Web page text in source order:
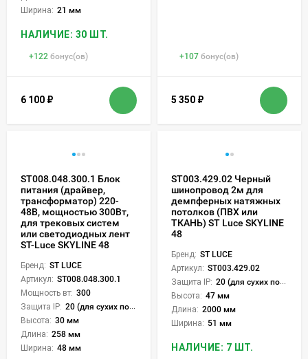
Ширина: 21 мм
НАЛИЧИЕ: 30 ШТ.
+122 бонус(ов)
6 100 ₽
+107 бонус(ов)
5 350 ₽
ST008.048.300.1 Блок
питания (драйвер,
трансформатор) 220-
48В, мощностью 300Вт,
для трековых систем
или светодиодных лент
ST-Luce SKYLINE 48
Бренд: ST LUCE
Артикул: ST008.048.300.1
Мощность вт: 300
Защита IP: 20 (для сухих пом.)
Высота: 30 мм
Длина: 258 мм
Ширина: 48 мм
ST003.429.02 Черный
шинопровод 2м для
демпферных натяжных
потолков (ПВХ или
ТКАНЬ) ST Luce SKYLINE
48
Бренд: ST LUCE
Артикул: ST003.429.02
Защита IP: 20 (для сухих пом.)
Высота: 47 мм
Длина: 2000 мм
Ширина: 51 мм
НАЛИЧИЕ: 7 ШТ.